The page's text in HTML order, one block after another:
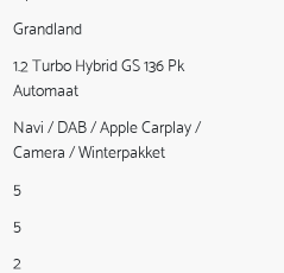
Grandland
1.2 Turbo Hybrid GS 136 Pk
Automaat
Navi / DAB / Apple Carplay /
Camera / Winterpakket
5
5
2